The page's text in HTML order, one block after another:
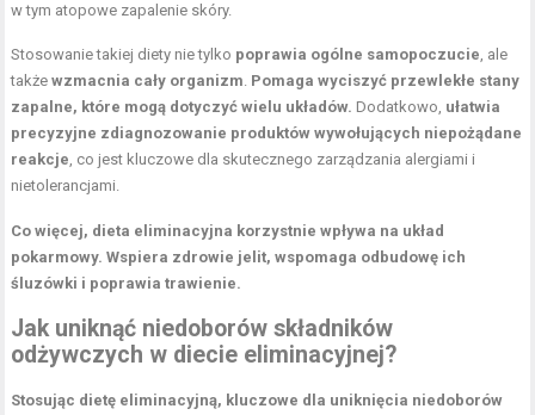
w tym atopowe zapalenie skóry.
Stosowanie takiej diety nie tylko poprawia ogólne samopoczucie, ale
takżewzmacnia cały organizm. Pomaga wyciszyć przewlekłe stany
zapalne, które mogą dotyczyć wielu układów. Dodatkowo, ułatwia
precyzyjne zdiagnozowanie produktów wywołujących niepożądane
reakcje, co jest kluczowe dla skutecznego zarządzania alergiami i
nietolerancjami.
Co więcej, dieta eliminacyjna korzystnie wpływa na układ
pokarmowy. Wspiera zdrowie jelit, wspomaga odbudowę ich
śluzówki i poprawia trawienie.
Jak uniknąć niedoborów składników
odżywczych w diecie eliminacyjnej?
Stosując dietę eliminacyjną, kluczowe dla uniknięcia niedoborów